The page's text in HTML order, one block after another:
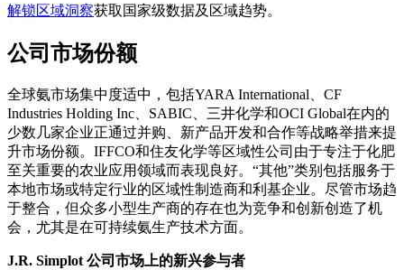
解锁区域洞察获取国家级数据及区域趋势。
公司市场份额
全球氨市场集中度适中，包括YARA International、CF
Industries Holding Inc、SABIC、三井化学和OCI Global在内的
少数几家企业正通过并购、新产品开发和合作等战略举措来提
升市场份额。IFFCO和住友化学等区域性公司由于专注于化肥
至关重要的农业应用领域而表现良好。“其他”类别包括服务于
本地市场或特定行业的区域性制造商和利基企业。尽管市场趋
于整合，但众多小型生产商的存在也为竞争和创新创造了机
会，尤其是在可持续氨生产技术方面。
J.R. Simplot 公司 市场上的新兴参与者